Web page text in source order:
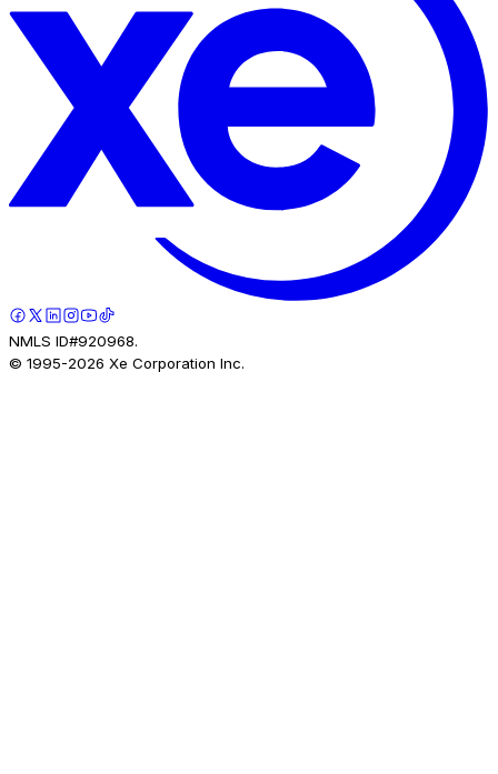
NMLS ID#920968.
© 1995-2026 Xe Corporation Inc.